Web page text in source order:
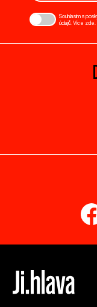
Souhlasím s
údajů. Více zde